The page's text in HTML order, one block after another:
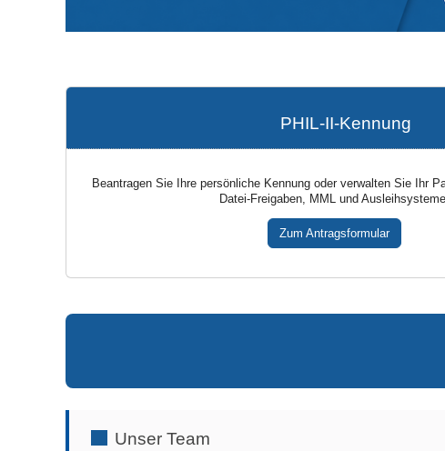
PHIL-II-Kennung
Beantragen Sie Ihre persönliche Kennung oder verwalten Sie Ihr
Datei-Freigaben, MML und
Zum Antragsformular
Unser Team